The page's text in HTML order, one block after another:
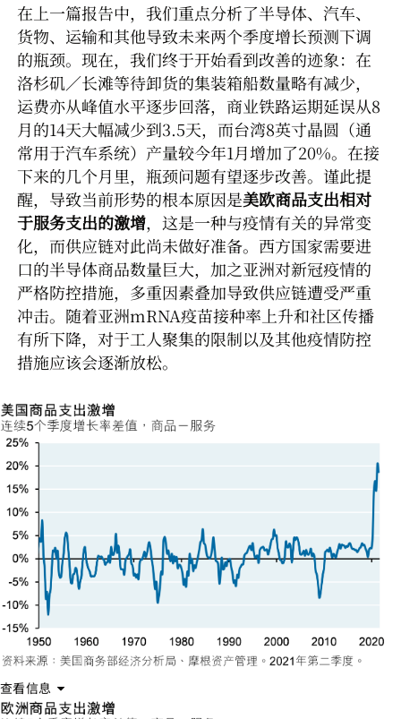
在上一篇报告中，我们重点分析了半导体、汽车、
货物、运输和其他导致未来两个季度增长预测下调
的瓶颈。现在，我们终于开始看到改善的迹象：在
洛杉矶／长滩等待卸货的集装箱船数量略有减少，
运费亦从峰值水平逐步回落，商业铁路运期延误从8
月的14天大幅减少到3.5天，而台湾8英寸晶圆（通
常用于汽车系统）产量较今年1月增加了20%。在接
下来的几个月里，瓶颈问题有望逐步改善。谨此提
醒，导致当前形势的根本原因是美欧商品支出相对
于服务支出的激增，这是一种与疫情有关的异常变
化，而供应链对此尚未做好准备。西方国家需要进
口的半导体商品数量巨大，加之亚洲对新冠疫情的
严格防控措施，多重因素叠加导致供应链遭受严重
冲击。随着亚洲mRNA疫苗接种率上升和社区传播
有所下降，对于工人聚集的限制以及其他疫情防控
措施应该会逐渐放松。
查看信息